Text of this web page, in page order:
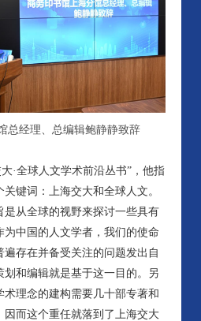
总经理、总编辑鲍静静致辞
全球人文学术前沿丛书”，他指
键词：上海交大和全球人文。
是从全球的视野来探讨一些具有
中国的人文学者，我们的使命
存在并备受关注的问题发出自
和编辑就是基于这一目的。另
理念的建构需要几十部专著和
因而这个重任就落到了上海交大